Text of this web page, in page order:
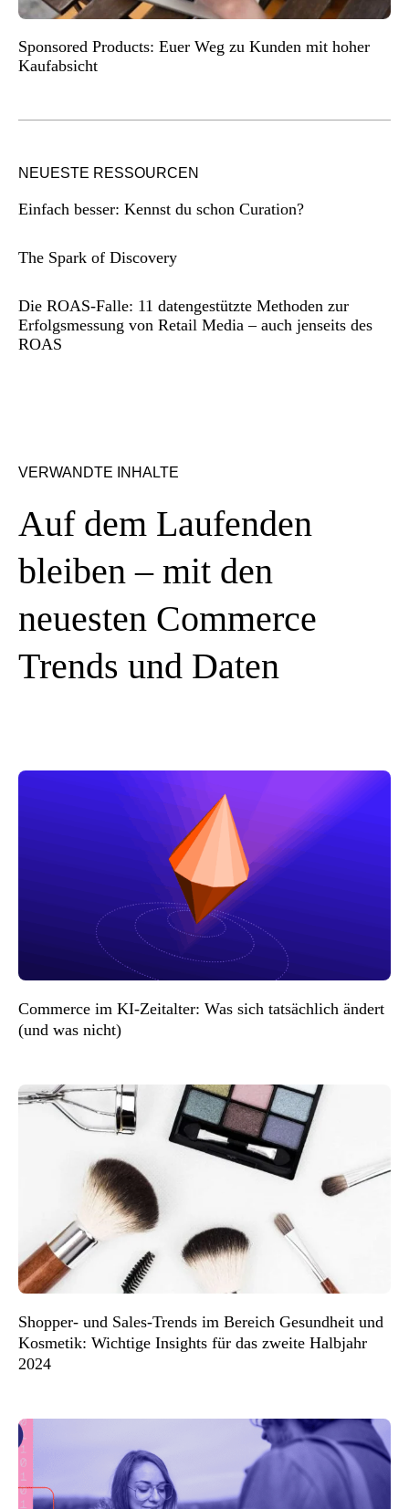
Sponsored Products: Euer Weg zu Kunden mit hoher
Kaufabsicht
NEUESTE RESSOURCEN
Einfach besser: Kennst du schon Curation?
The Spark of Discovery
Die ROAS-Falle: 11 datengestützte Methoden zur
Erfolgsmessung von Retail Media – auch jenseits des
ROAS
VERWANDTE INHALTE
Auf dem Laufenden
bleiben – mit den
neuesten Commerce
Trends und Daten
Commerce im KI-Zeitalter: Was sich tatsächlich ändert
(und was nicht)
Shopper- und Sales-Trends im Bereich Gesundheit und
Kosmetik: Wichtige Insights für das zweite Halbjahr
2024